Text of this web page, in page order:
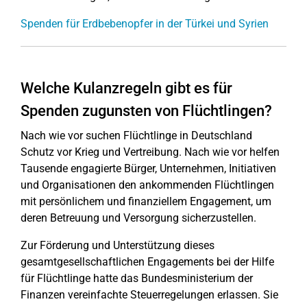
Spenden für Erdbebenopfer in der Türkei und Syrien
Welche Kulanzregeln gibt es für
Spenden zugunsten von Flüchtlingen?
Nach wie vor suchen Flüchtlinge in Deutschland
Schutz vor Krieg und Vertreibung. Nach wie vor helfen
Tausende engagierte Bürger, Unternehmen, Initiativen
und Organisationen den ankommenden Flüchtlingen
mit persönlichem und finanziellem Engagement, um
deren Betreuung und Versorgung sicherzustellen.
Zur Förderung und Unterstützung dieses
gesamtgesellschaftlichen Engagements bei der Hilfe
für Flüchtlinge hatte das Bundesministerium der
Finanzen vereinfachte Steuerregelungen erlassen. Sie